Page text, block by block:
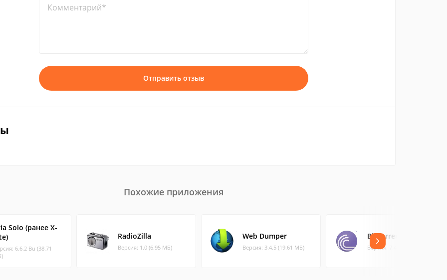
Комментарий*
Отправить отзыв
Похожие приложения
Solo (ранее X-
6.6.2 Bu (38.71
RadioZilla
Версия: 1.0 (6.95 МБ)
Web Dumper
Версия: 3.4.5 (19.61 МБ)
BitTorrent
Версия: 7.4.3.43 (1.32 МБ)